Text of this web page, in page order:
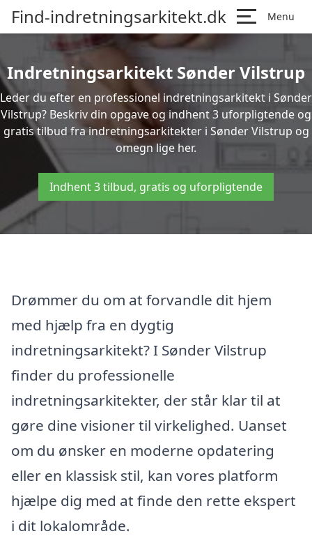
Find-indretningsarkitekt.dk Menu
Indretningsarkitekt Sønder Vilstrup
Leder du efter en professionel indretningsarkitekt i Sønder
Vilstrup? Beskriv din opgave og indhent 3 uforpligtende og
gratis tilbud fra indretningsarkitekter i Sønder Vilstrup og
omegn lige her.
Indhent 3 tilbud, gratis og uforpligtende
Drømmer du om at forvandle dit hjem
med hjælp fra en dygtig
indretningsarkitekt? I Sønder Vilstrup
finder du professionelle
indretningsarkitekter, der står klar til at
gøre dine visioner til virkelighed. Uanset
om du ønsker en moderne opdatering
eller en klassisk stil, kan vores platform
hjælpe dig med at finde den rette ekspert
i dit lokalområde.